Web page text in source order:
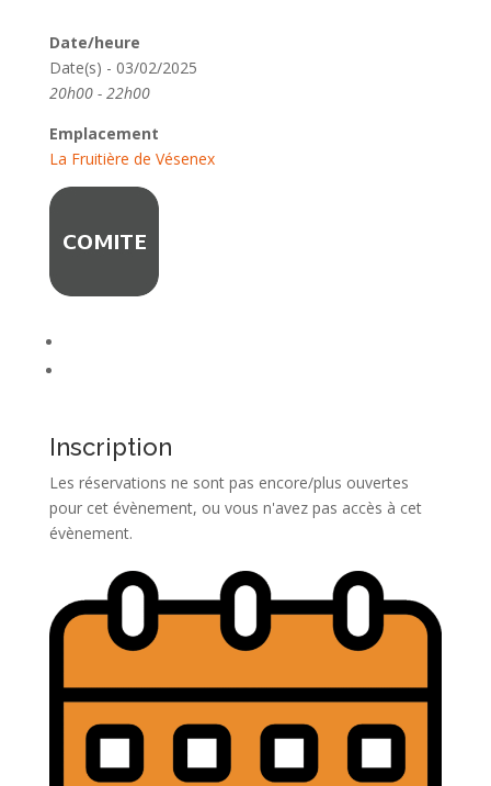
Date/heure
Date(s) - 03/02/2025
20h00 - 22h00
Emplacement
La Fruitière de Vésenex
Inscription
Les réservations ne sont pas encore/plus ouvertes
pour cet évènement, ou vous n'avez pas accès à cet
évènement.